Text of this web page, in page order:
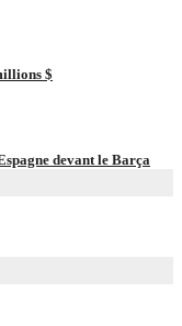
$
devant le Barça